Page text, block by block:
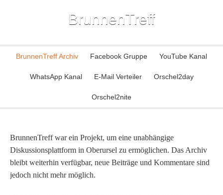
BrunnenTreff
BrunnenTreff Archiv Facebook Gruppe YouTube Kanal
WhatsApp Kanal E-Mail Verteiler Orschel2day
Orschel2nite
BrunnenTreff war ein Projekt, um eine unabhängige
Diskussionsplattform in Oberursel zu ermöglichen. Das Archiv
bleibt weiterhin verfügbar, neue Beiträge und Kommentare sind
jedoch nicht mehr möglich.